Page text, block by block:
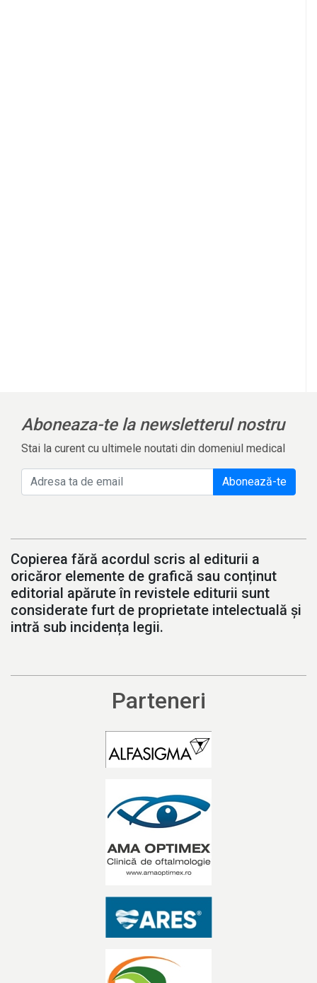
Aboneaza-te la newsletterul nostru
Stai la curent cu ultimele noutati din domeniul medical
Abonează-te
Copierea fără acordul scris al editurii a
oricăror elemente de grafică sau conținut
editorial apărute în revistele editurii sunt
considerate furt de proprietate intelectuală și
intră sub incidența legii.
Parteneri